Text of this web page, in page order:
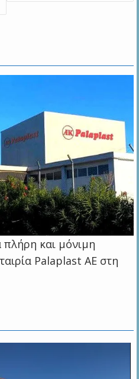
πλήρη και μόνιμη
Palaplast AE στη